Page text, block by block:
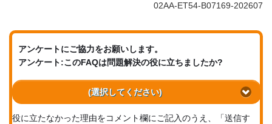
02AA-ET54-B07169-202607
アンケートにご協力をお願いします。
アンケート:このFAQは問題解決の役に立ちましたか?
(選択してください)
役に立たなかった理由をコメント欄にご記入のうえ、「送信す